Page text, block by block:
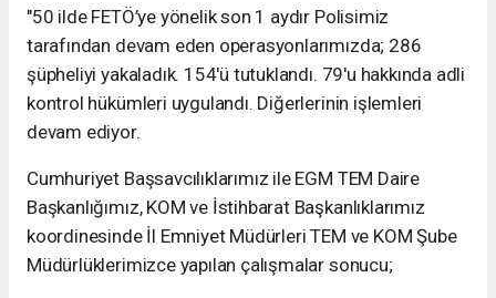
"50 ilde FETÖ’ye yönelik son 1 aydır Polisimiz
tarafından devam eden operasyonlarımızda; 286
şüpheliyi yakaladık. 154'ü tutuklandı. 79'u hakkında adli
kontrol hükümleri uygulandı. Diğerlerinin işlemleri
devam ediyor.
Cumhuriyet Başsavcılıklarımız ile EGM TEM Daire
Başkanlığımız, KOM ve İstihbarat Başkanlıklarımız
koordinesinde İl Emniyet Müdürleri TEM ve KOM Şube
Müdürlüklerimizce yapılan çalışmalar sonucu;